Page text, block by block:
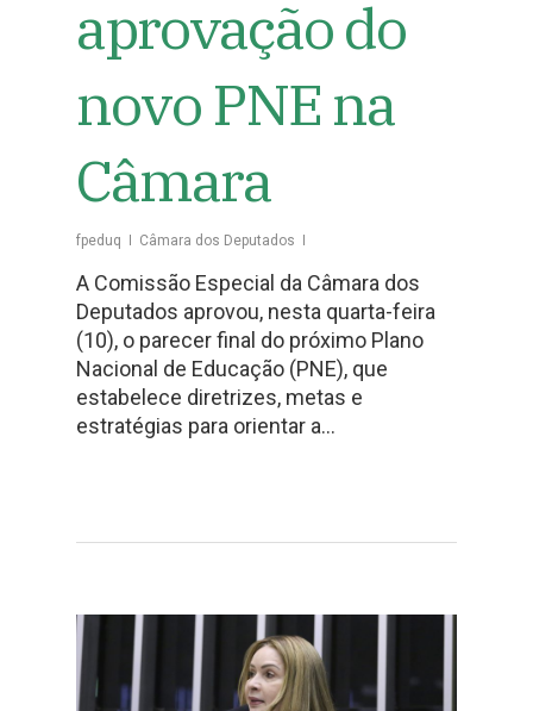
aprovação do
novo PNE na
Câmara
fpeduq Câmara dos Deputados
A Comissão Especial da Câmara dos
Deputados aprovou, nesta quarta-feira
(10), o parecer final do próximo Plano
Nacional de Educação (PNE), que
estabelece diretrizes, metas e
estratégias para orientar a…